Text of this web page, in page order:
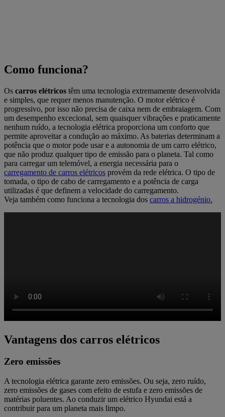
Como funciona?
Os carros elétricos têm uma tecnologia extremamente desenvolvida
e simples, que requer menos manutenção. O motor elétrico é
progressivo, por isso não precisa de caixa nem de embraiagem. Com
um desempenho excecional, sem quaisquer vibrações e praticamente
nenhum ruído, a tecnologia elétrica proporciona um conforto que
permite aproveitar a condução ao máximo. As baterias determinam a
potência que o motor pode usar e a autonomia de um carro elétrico,
que não produz qualquer tipo de emissão para o planeta. Tal como
para carregar um telemóvel, a energia necessária para o
carregamento de carros elétricos provém da rede elétrica. O tipo de
tomada, o tipo de cabo de carregamento e a potência de carga
utilizadas é que definem a velocidade do carregamento.
Veja também como funciona a tecnologia dos carros a hidrogénio.
Vantagens dos carros elétricos
Zero emissões
A tecnologia elétrica garante zero emissões. Ou seja, zero ruído,
zero emissões de gases com efeito de estufa e zero emissões de
matérias poluentes. Ao conduzir um elétrico Hyundai está a
contribuir para um planeta mais limpo.